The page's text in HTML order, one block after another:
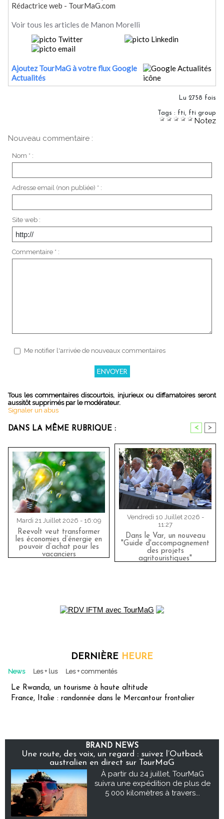
Rédactrice web - TourMaG.com
Voir tous les articles de Manon Morelli
Ajoutez TourMaG à votre flux Google
Actualités
Lu 2758 fois
Tags : fti fti group
Notez
Nouveau commentaire :
Nom * :
Adresse email (non publiée) * :
Site web :
Commentaire * :
Me notifier l'arrivée de nouveaux commentaires
Tous les commentaires discourtois, injurieux ou diffamatoires seront
aussitôt supprimés par le modérateur.
Signaler un abus
DANS LA MÊME RUBRIQUE : < >
Mardi 21 Juillet 2026 - 16:09
Reevolt veut transformer
les économies d’énergie en
pouvoir d’achat pour les
vacanciers
Vendredi 10 Juillet 2026 -
11:27
Dans le Var, un nouveau
"Guide d'accompagnement
des projets
agritouristiques"
DERNIÈRE HEURE
News Les + lus Les + commentés
Le Rwanda, un tourisme à haute altitude
France, Italie : randonnée dans le Mercantour frontalier
BRAND NEWS
Une route, des voix, un regard : suivez l’Outback
australien en direct sur TourMaG
À partir du 24 juillet, TourMaG
suivra une expédition de plus de
5 000 kilomètres à travers...